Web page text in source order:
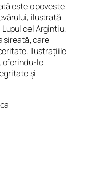
este o poveste
ilustrată
cel Argintiu,
șireată, care
Ilustrațiile
oferindu-le
și